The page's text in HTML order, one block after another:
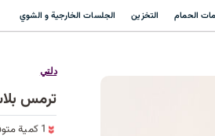
الحمام التخزين الجلسات الخارجية و الشوي
دلتي
ترمس
1 كمية متوفرة
3 قطعة بيعت مؤخراً
17 مشاهدة مؤخراً
1 كمية متوفرة